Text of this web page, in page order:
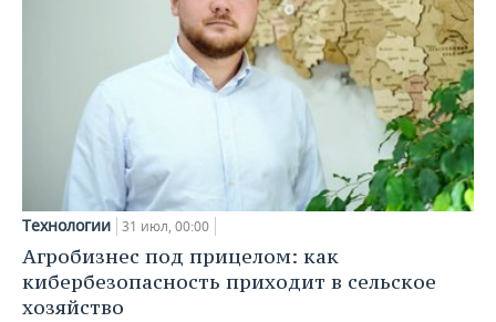
Технологии 31 июл, 00:00
Агробизнес под прицелом: как
кибербезопасность приходит в сельское
хозяйство